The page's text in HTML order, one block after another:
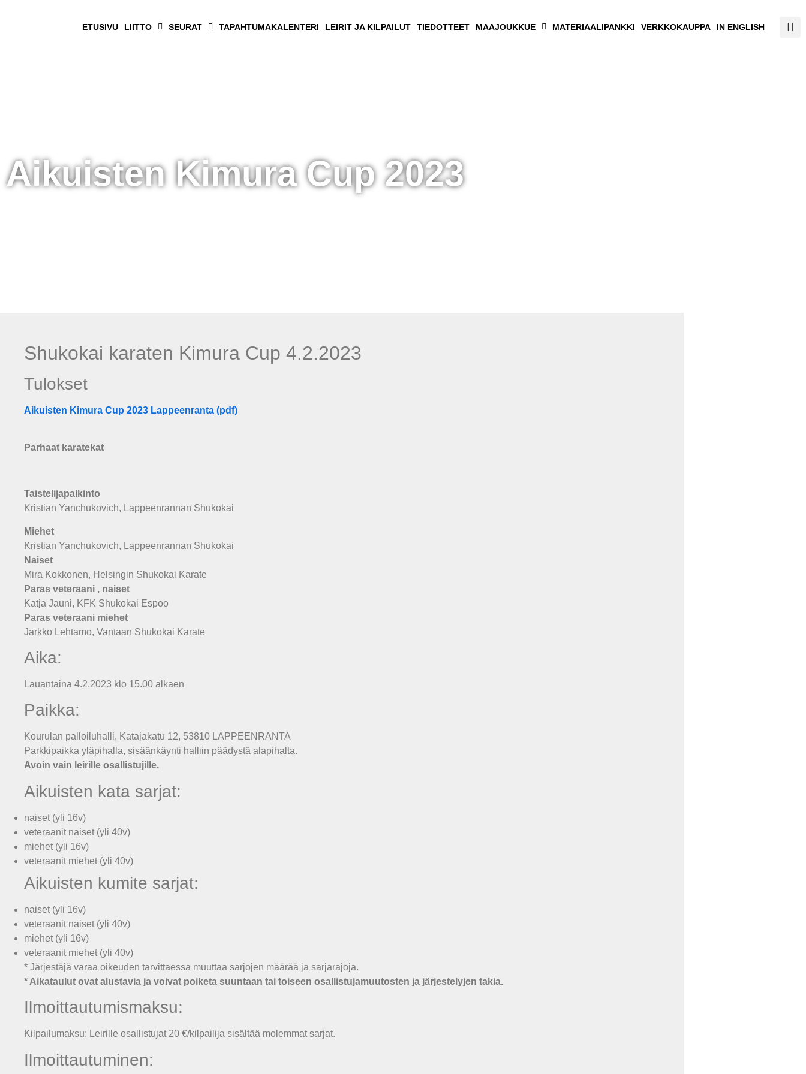
ETUSIVU LIITTO SEURAT TAPAHTUMAKALENTERI LEIRIT JA KILPAILUT TIEDOTTEET MAAJOUKKUE MATERIAALIPANKKI VERKKOKAUPPA IN ENGLISH
Aikuisten Kimura Cup 2023
Shukokai karaten Kimura Cup 4.2.2023
Tulokset
Aikuisten Kimura Cup 2023 Lappeenranta (pdf)
Parhaat karatekat
Taistelijapalkinto
Kristian Yanchukovich, Lappeenrannan Shukokai
Miehet
Kristian Yanchukovich, Lappeenrannan Shukokai
Naiset
Mira Kokkonen, Helsingin Shukokai Karate
Paras veteraani , naiset
Katja Jauni, KFK Shukokai Espoo
Paras veteraani miehet
Jarkko Lehtamo, Vantaan Shukokai Karate
Aika:
Lauantaina 4.2.2023 klo 15.00 alkaen
Paikka:
Kourulan palloiluhalli, Katajakatu 12, 53810 LAPPEENRANTA
Parkkipaikka yläpihalla, sisäänkäynti halliin päädystä alapihalta.
Avoin vain leirille osallistujille.
Aikuisten kata sarjat:
naiset (yli 16v)
veteraanit naiset (yli 40v)
miehet (yli 16v)
veteraanit miehet (yli 40v)
Aikuisten kumite sarjat:
naiset (yli 16v)
veteraanit naiset (yli 40v)
miehet (yli 16v)
veteraanit miehet (yli 40v)
* Järjestäjä varaa oikeuden tarvittaessa muuttaa sarjojen määrää ja sarjarajoja.
* Aikataulut ovat alustavia ja voivat poiketa suuntaan tai toiseen osallistujamuutosten ja järjestelyjen takia.
Ilmoittautumismaksu:
Kilpailumaksu: Leirille osallistujat 20 €/kilpailija sisältää molemmat sarjat.
Ilmoittautuminen: